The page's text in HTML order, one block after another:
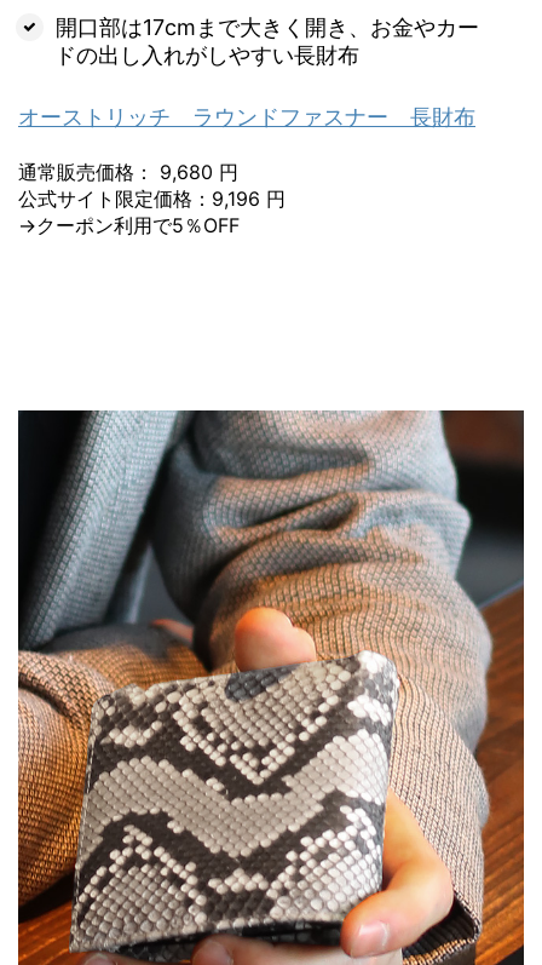
開口部は17cmまで大きく開き、お金やカー
ドの出し入れがしやすい長財布
オーストリッチ ラウンドファスナー 長財布
通常販売価格： 9,680 円
公式サイト限定価格：9,196 円
→クーポン利用で5％OFF